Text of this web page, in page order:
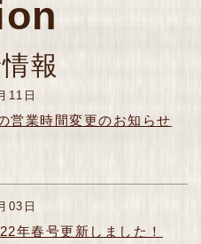
報
11日
営業時間変更のお知らせ
03日
年春号更新しました！